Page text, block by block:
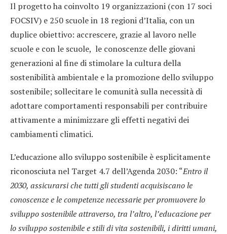
Il progetto ha coinvolto 19 organizzazioni (con 17 soci
FOCSIV) e 250 scuole in 18 regioni d’Italia, con un
duplice obiettivo: accrescere, grazie al lavoro nelle
scuole e con le scuole, le conoscenze delle giovani
generazioni al fine di stimolare la cultura della
sostenibilità ambientale e la promozione dello sviluppo
sostenibile; sollecitare le comunità sulla necessità di
adottare comportamenti responsabili per contribuire
attivamente a minimizzare gli effetti negativi dei
cambiamenti climatici.
L’educazione allo sviluppo sostenibile è esplicitamente
riconosciuta nel Target 4.7 dell’Agenda 2030: “Entro il
2030, assicurarsi che tutti gli studenti acquisiscano le
conoscenze e le competenze necessarie per promuovere lo
sviluppo sostenibile attraverso, tra l’altro, l’educazione per
lo sviluppo sostenibile e stili di vita sostenibili, i diritti umani,